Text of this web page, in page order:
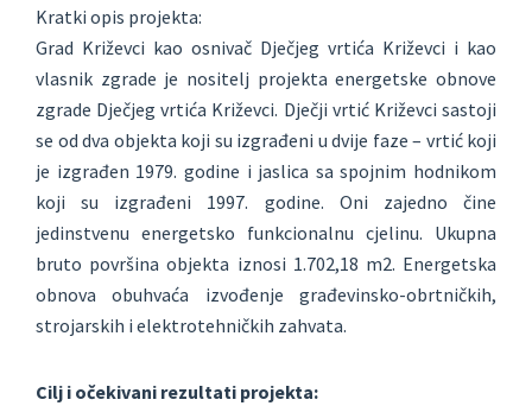
Kratki opis projekta:
Grad Križevci kao osnivač Dječjeg vrtića Križevci i kao
vlasnik zgrade je nositelj projekta energetske obnove
zgrade Dječjeg vrtića Križevci. Dječji vrtić Križevci sastoji
se od dva objekta koji su izgrađeni u dvije faze – vrtić koji
je izgrađen 1979. godine i jaslica sa spojnim hodnikom
koji su izgrađeni 1997. godine. Oni zajedno čine
jedinstvenu energetsko funkcionalnu cjelinu. Ukupna
bruto površina objekta iznosi 1.702,18 m2. Energetska
obnova obuhvaća izvođenje građevinsko-obrtničkih,
strojarskih i elektrotehničkih zahvata.
Cilj i očekivani rezultati projekta: